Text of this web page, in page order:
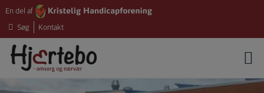
Hop
indholdet
En del af
Søg
Kontakt